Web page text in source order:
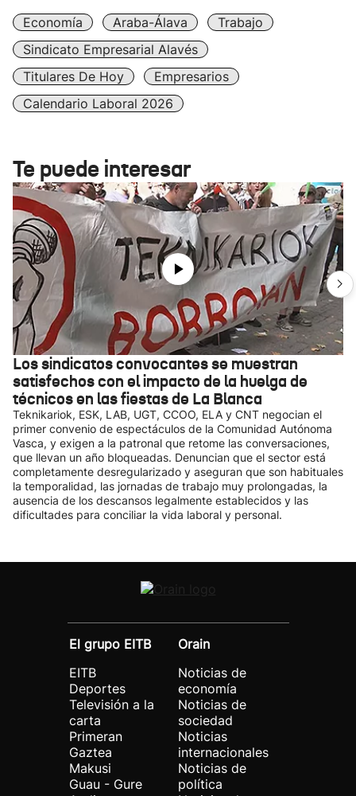
Economía Araba-Álava
Trabajo
Sindicato Empresarial Alavés
Titulares De Hoy
Empresarios
Calendario Laboral 2026
Te puede interesar
Los sindicatos convocantes se muestran
satisfechos con el impacto de la huelga de
técnicos en las fiestas de La Blanca
Teknikariok, ESK, LAB, UGT, CCOO, ELA y CNT negocian el
primer convenio de espectáculos de la Comunidad Autónoma
Vasca, y exigen a la patronal que retome las conversaciones,
que llevan un año bloqueadas. Denuncian que el sector está
completamente desregularizado y aseguran que son habituales
la temporalidad, las jornadas de trabajo muy prolongadas, la
ausencia de los descansos legalmente establecidos y las
dificultades para conciliar la vida laboral y personal.
El grupo EITB
EITB
Deportes
Televisión a la
carta
Primeran
Gaztea
Makusi
Guau - Gure
Orain
Noticias de
economía
Noticias de
sociedad
Noticias
internacionales
Noticias de
política